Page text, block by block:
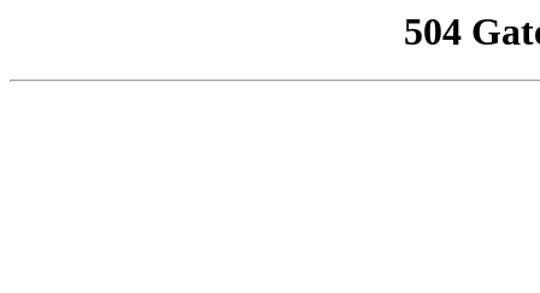
504